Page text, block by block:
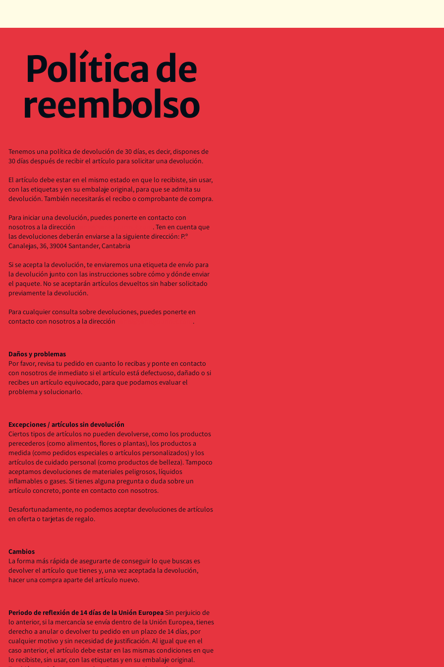
Política de
reembolso
Tenemos una política de devolución de 30 días, es decir, dispones de
30 días después de recibir el artículo para solicitar una devolución.
El artículo debe estar en el mismo estado en que lo recibiste, sin usar,
con las etiquetas y en su embalaje original, para que se admita su
devolución. También necesitarás el recibo o comprobante de compra.
Para iniciar una devolución, puedes ponerte en contacto con
nosotros a la dirección
. Ten en cuenta que
las devoluciones deberán enviarse a la siguiente dirección: P.º
Canalejas, 36, 39004 Santander, Cantabria
Si se acepta la devolución, te enviaremos una etiqueta de envío para
la devolución junto con las instrucciones sobre cómo y dónde enviar
el paquete. No se aceptarán artículos devueltos sin haber solicitado
previamente la devolución.
Para cualquier consulta sobre devoluciones, puedes ponerte en
contacto con nosotros a la dirección
.
Daños y problemas
Por favor, revisa tu pedido en cuanto lo recibas y ponte en contacto
con nosotros de inmediato si el artículo está defectuoso, dañado o si
recibes un artículo equivocado, para que podamos evaluar el
problema y solucionarlo.
Excepciones / artículos sin devolución
Ciertos tipos de artículos no pueden devolverse, como los productos
perecederos (como alimentos, flores o plantas), los productos a
medida (como pedidos especiales o artículos personalizados) y los
artículos de cuidado personal (como productos de belleza). Tampoco
aceptamos devoluciones de materiales peligrosos, líquidos
inflamables o gases. Si tienes alguna pregunta o duda sobre un
artículo concreto, ponte en contacto con nosotros.
Desafortunadamente, no podemos aceptar devoluciones de artículos
en oferta o tarjetas de regalo.
Cambios
La forma más rápida de asegurarte de conseguir lo que buscas es
devolver el artículo que tienes y, una vez aceptada la devolución,
hacer una compra aparte del artículo nuevo.
Periodo de reflexión de 14 días de la Unión EuropeaSin perjuicio de
lo anterior, si la mercancía se envía dentro de la Unión Europea, tienes
derecho a anular o devolver tu pedido en un plazo de 14 días, por
cualquier motivo y sin necesidad de justificación. Al igual que en el
caso anterior, el artículo debe estar en las mismas condiciones en que
lo recibiste, sin usar, con las etiquetas y en su embalaje original.